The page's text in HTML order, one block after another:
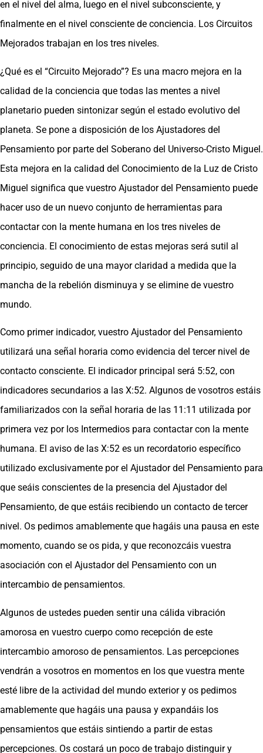
en el nivel del alma, luego en el nivel subconsciente, y
finalmente en el nivel consciente de conciencia. Los Circuitos
Mejorados trabajan en los tres niveles.
¿Qué es el “Circuito Mejorado”? Es una macro mejora en la
calidad de la conciencia que todas las mentes a nivel
planetario pueden sintonizar según el estado evolutivo del
planeta. Se pone a disposición de los Ajustadores del
Pensamiento por parte del Soberano del Universo-Cristo Miguel.
Esta mejora en la calidad del Conocimiento de la Luz de Cristo
Miguel significa que vuestro Ajustador del Pensamiento puede
hacer uso de un nuevo conjunto de herramientas para
contactar con la mente humana en los tres niveles de
conciencia. El conocimiento de estas mejoras será sutil al
principio, seguido de una mayor claridad a medida que la
mancha de la rebelión disminuya y se elimine de vuestro
mundo.
Como primer indicador, vuestro Ajustador del Pensamiento
utilizará una señal horaria como evidencia del tercer nivel de
contacto consciente. El indicador principal será 5:52, con
indicadores secundarios a las X:52. Algunos de vosotros estáis
familiarizados con la señal horaria de las 11:11 utilizada por
primera vez por los Intermedios para contactar con la mente
humana. El aviso de las X:52 es un recordatorio específico
utilizado exclusivamente por el Ajustador del Pensamiento para
que seáis conscientes de la presencia del Ajustador del
Pensamiento, de que estáis recibiendo un contacto de tercer
nivel. Os pedimos amablemente que hagáis una pausa en este
momento, cuando se os pida, y que reconozcáis vuestra
asociación con el Ajustador del Pensamiento con un
intercambio de pensamientos.
Algunos de ustedes pueden sentir una cálida vibración
amorosa en vuestro cuerpo como recepción de este
intercambio amoroso de pensamientos. Las percepciones
vendrán a vosotros en momentos en los que vuestra mente
esté libre de la actividad del mundo exterior y os pedimos
amablemente que hagáis una pausa y expandáis los
pensamientos que estáis sintiendo a partir de estas
percepciones. Os costará un poco de trabajo distinguir y